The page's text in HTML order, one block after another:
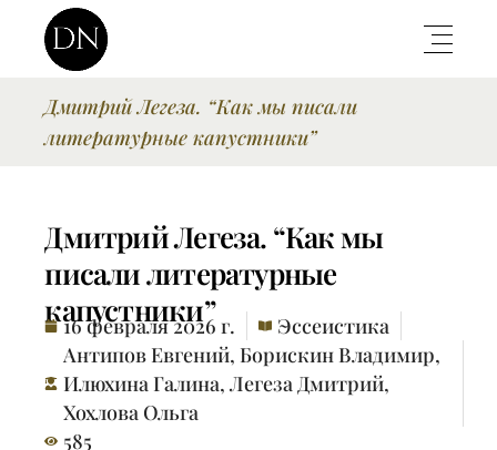
Дмитрий Легеза. “Как мы писали
литературные капустники”
Дмитрий Легеза. “Как мы
писали литературные
капустники”
16 февраля 2026 г.
Эссеистика
Антипов Евгений,Борискин Владимир,
Илюхина Галина,Легеза Дмитрий,
Хохлова Ольга
585